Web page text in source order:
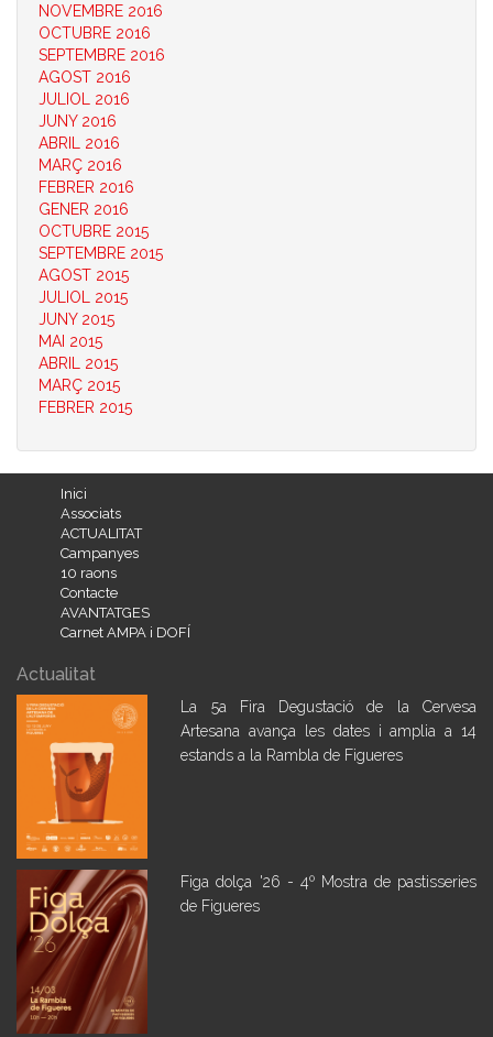
NOVEMBRE 2016
OCTUBRE 2016
SEPTEMBRE 2016
AGOST 2016
JULIOL 2016
JUNY 2016
ABRIL 2016
MARÇ 2016
FEBRER 2016
GENER 2016
OCTUBRE 2015
SEPTEMBRE 2015
AGOST 2015
JULIOL 2015
JUNY 2015
MAI 2015
ABRIL 2015
MARÇ 2015
FEBRER 2015
Inici
Associats
ACTUALITAT
Campanyes
10 raons
Contacte
AVANTATGES
Carnet AMPA i DOFÍ
Actualitat
La 5a Fira Degustació de la Cervesa
Artesana avança les dates i amplia a 14
estands a la Rambla de Figueres
Figa dolça '26 - 4º Mostra de pastisseries
de Figueres